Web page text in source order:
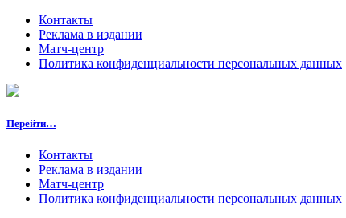
Контакты
Реклама в издании
Матч-центр
Политика конфиденциальности персональных данных
Перейти…
Контакты
Реклама в издании
Матч-центр
Политика конфиденциальности персональных данных